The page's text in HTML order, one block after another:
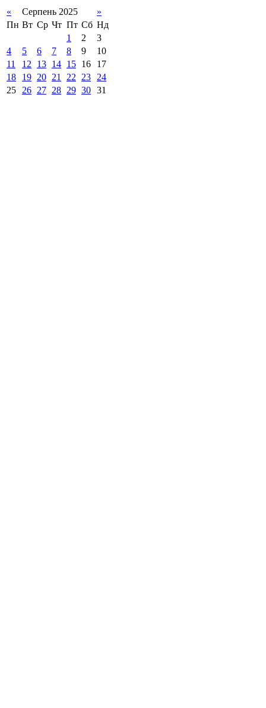
« Серпень 2025
»
Пн Вт Ср Чт Пт Сб Нд
1
2
3
4
5 6 7 8 9
10
11
12 13 14 15 16
17
18
19 20 21 22 23
24
25
26 27 28 29 30 31